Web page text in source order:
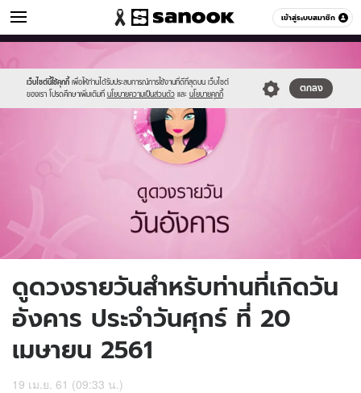
เข้าสู่ระบบสมาชิก
ดูดวง หมวดอื่นๆ
เว็บไซต์นี้ใช้คุกกี้ เพื่อให้ท่านได้รับประสบการณ์การใช้งานที่ดีที่สุดบน เว็บไซต์
ของเรา โปรดศึกษาเพิ่มเติมที่ นโยบายความเป็นส่วนตัว และ นโยบายคุกกี้
ตกลง
new-
sanook.png
ดูดวงรายวันสำหรับท่านที่เกิดวัน
อังคาร ประจำวันศุกร์ ที่ 20
เมษายน 2561
19 เม.ย. 61 (09:33 น.)